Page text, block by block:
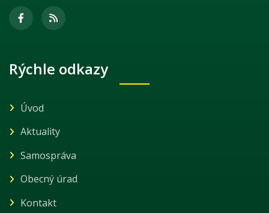
Rýchle odkazy
Úvod
Aktuality
Samospráva
Obecný úrad
Kontakt